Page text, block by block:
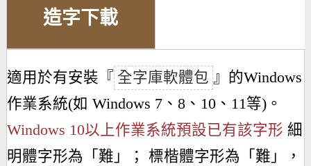
造字下載
適用於有安裝『 全字庫軟體包 』的Windows
作業系統(如 Windows 7、8、10、11等)。
Windows 10以上作業系統預設已有該字形 細
明體字形為「 難 」； 標楷體字形為「 難 」，